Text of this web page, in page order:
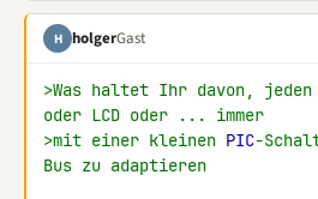
H holgerGast
>Was haltet Ihr davon, jeden
oder LCD oder ... immer
>mit einer kleinen PIC-
Bus zu adaptieren